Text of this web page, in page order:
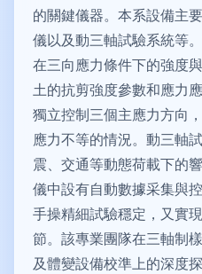
的關鍵儀器。本系設備主
儀以及動三軸試驗系統等
在三向應力條件下的強度
土的抗剪強度參數和應力
獨立控制三個主應力方向
應力不等的情況。動三軸
震、交通等動態荷載下的
儀中設有自動數據采集與
手操精細試驗穩定，又實
節。該專業團隊在三軸制
及體變設備校準上的深度